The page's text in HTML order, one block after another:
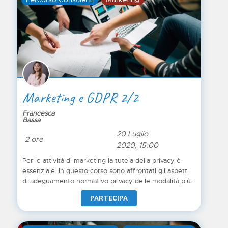
e su cui lavorare nella sostanza, per organizzare e
gestire l’esercizio dei diritti dell’interessato.
Marketing e GDPR 2/2
Francesca
Bassa
2 ore
20 Luglio
2020, 15:00
Per le attività di marketing la tutela della privacy è
essenziale. In questo corso sono affrontati gli aspetti
di adeguamento normativo privacy delle modalità più
utilizzate nell’ambito della comunicazione, l’obiettivo
del corso è quello di trasmettere attraverso tre macro-
argomenti le nozioni principali a chi intende
promuoversi o promuovere prodotti e servizi. Ad
PARTECIPA